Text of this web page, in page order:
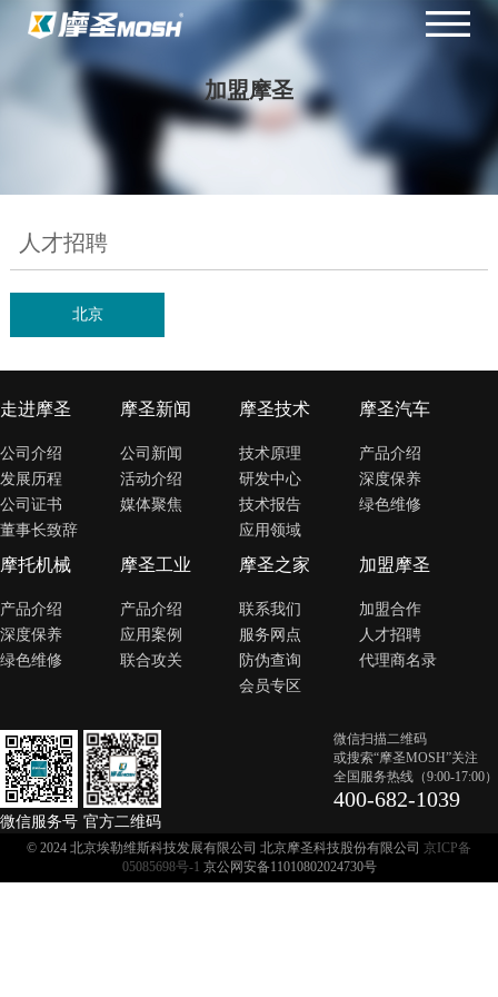
加盟摩圣
人才招聘
北京
走进摩圣
公司介绍
发展历程
公司证书
董事长致辞
摩圣新闻
公司新闻
活动介绍
媒体聚焦
摩圣技术
技术原理
研发中心
技术报告
应用领域
摩圣汽车
产品介绍
深度保养
绿色维修
摩托机械
产品介绍
深度保养
绿色维修
摩圣工业
产品介绍
应用案例
联合攻关
摩圣之家
联系我们
服务网点
防伪查询
会员专区
加盟摩圣
加盟合作
人才招聘
代理商名录
微信服务号 官方二维码
微信扫描二维码
或搜索“摩圣MOSH”关注
全国服务热线（9:00-17:00）
400-682-1039
© 2024 北京埃勒维斯科技发展有限公司 北京摩圣科技股份有限公司 京ICP备
05085698号-1 京公网安备11010802024730号